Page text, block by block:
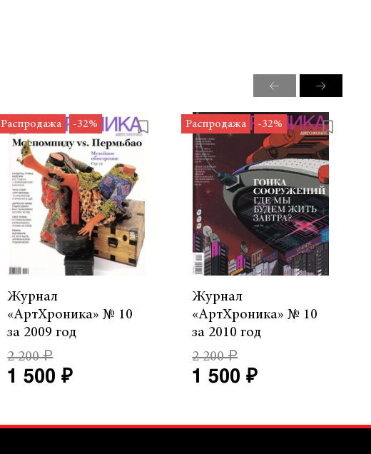
Распродажа -32%
Журнал
«АртХроника» № 10
за 2009 год
2 200 ₽
1 500 ₽
Распродажа -32%
Журнал
«АртХроника» № 10
за 2010 год
2 200 ₽
1 500 ₽